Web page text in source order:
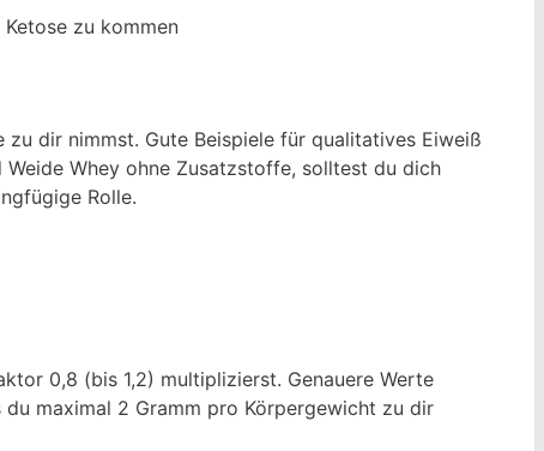
zu kommen
dir nimmst. Gute Beispiele für qualitatives Eiweiß
Whey ohne Zusatzstoffe, solltest du dich
Rolle.
0,8 (bis 1,2) multiplizierst. Genauere Werte
maximal 2 Gramm pro Körpergewicht zu dir